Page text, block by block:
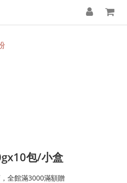
包/小盒
全館滿3000滿額贈